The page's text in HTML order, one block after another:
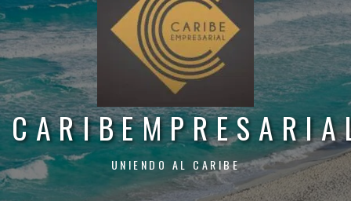
UNIENDO AL CARIBE